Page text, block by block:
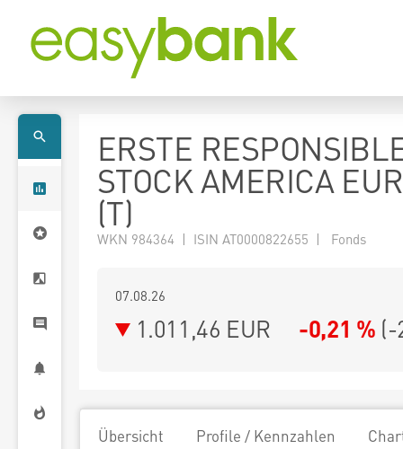
ERSTE
STOCK AMERICA
(T)
WKN 984364 | ISIN AT0000822655 | Fonds
07.08.26
1.011,46 EUR -0,21 % (-
Übersicht Profile / Kennzahlen